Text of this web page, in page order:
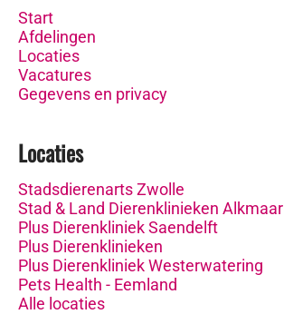
Start
Afdelingen
Locaties
Vacatures
Gegevens en privacy
Locaties
Stadsdierenarts Zwolle
Stad & Land Dierenklinieken Alkmaar
Plus Dierenkliniek Saendelft
Plus Dierenklinieken
Plus Dierenkliniek Westerwatering
Pets Health - Eemland
Alle locaties